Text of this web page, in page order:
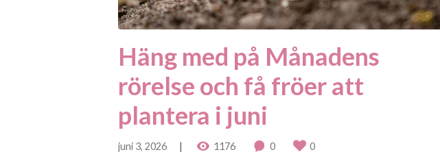
Häng med på Månadens
rörelse och få fröer att
plantera i juni
juni 3, 2026 1176 0 0